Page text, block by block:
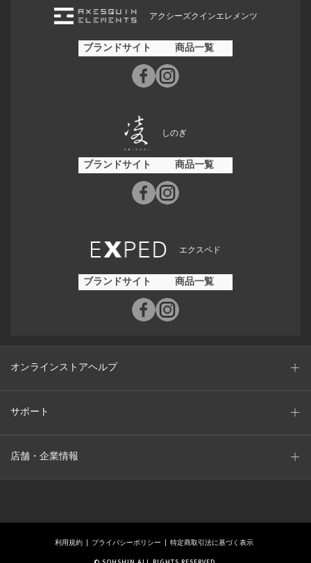
アクシーズクインエレメンツ
ブランドサイト 商品一覧
しのぎ
ブランドサイト 商品一覧
エクスペド
ブランドサイト 商品一覧
オンラインストアヘルプ
サポート
店舗・企業情報
利用規約 プライバシーポリシー
特定商取引法に基づく表示